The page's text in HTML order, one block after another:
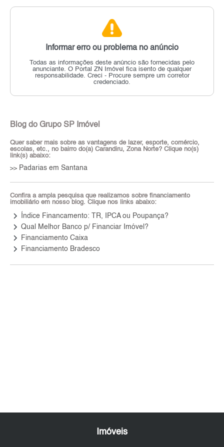
Informar erro ou problema no anúncio
Todas as informações deste anúncio são fornecidas pelo
anunciante. O Portal ZN Imóvel fica isento de qualquer
responsabilidade. Creci - Procure sempre um corretor
credenciado.
Blog do Grupo SP Imóvel
Quer saber mais sobre as vantagens de lazer, esporte, comércio,
escolas, etc., no bairro do(a) Carandiru, Zona Norte? Clique no(s)
link(s) abaixo:
>> Padarias em Santana
Confira a ampla pesquisa que realizamos sobre financiamento
imobiliário em nosso blog. Clique nos links abaixo:
keyboard_arrow_right Índice Financamento: TR, IPCA ou Poupança?
keyboard_arrow_right Qual Melhor Banco p/ Financiar Imóvel?
keyboard_arrow_right Financiamento Caixa
keyboard_arrow_right Financiamento Bradesco
Imóveis